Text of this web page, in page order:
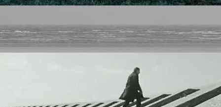
SERVICES
CRÉER SON CATALOGUE RAISONNÉ
ABONNEMENTS DÉDIÉS AUX GALERISTES
CRÉER SON SITE ARTISTE
CRÉER SON CATALOGUE D'EXPO